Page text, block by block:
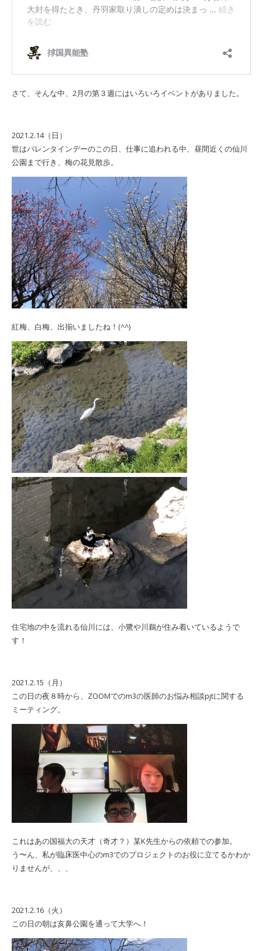
さて、そんな中、2月の第３週にはいろいろイベントがありました。
2021.2.14（日）
世はバレンタインデーのこの日、仕事に追われる中、昼間近くの仙川
公園まで行き、梅の花見散歩。
紅梅、白梅、出揃いましたね！(^^)
住宅地の中を流れる仙川には、小鷺や川鵜が住み着いているようで
す！
2021.2.15（月）
この日の夜８時から、ZOOMでのm3の医師のお悩み相談pjtに関する
ミーティング。
これはあの国福大の天才（奇才？）某K先生からの依頼での参加。
う〜ん、私が臨床医中心のm3でのプロジェクトのお役に立てるかわか
りませんが、、、
2021.2.16（火）
この日の朝は亥鼻公園を通って大学へ！